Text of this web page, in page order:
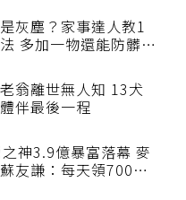
灰塵？家事達人教1
多加一物還能防髒汙
翁離世無人知 13犬
伴最後一程
神3.9億暴富落幕 麥
友謙：每天領700元